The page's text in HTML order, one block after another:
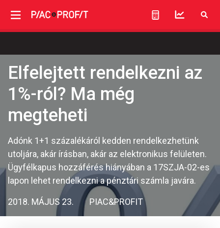
Elfelejtett rendelkezni az
1%-ról? Ma még
megteheti
Adónk 1+1 százalékáról kedden rendelkezhetünk
utoljára, akár írásban, akár az elektronikus felületen.
Ügyfélkapus hozzáférés hiányában a 17SZJA-02-es
lapon lehet rendelkezni a pénztári számla javára.
2018. MÁJUS 23. PIAC&PROFIT